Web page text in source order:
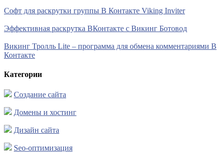
Софт для раскрутки группы В Контакте Viking Inviter
Эффективная раскрутка ВКонтакте с Викинг Ботовод
Викинг Тролль Lite – программа для обмена комментариями В
Контакте
Категории
Создание сайта
Домены и хостинг
Дизайн сайта
Seo-оптимизация